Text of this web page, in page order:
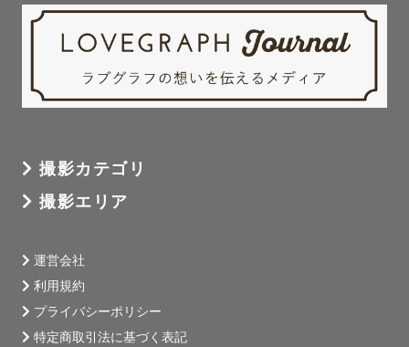
大切な“今”を未来に残すお手伝いができたら、これ以上に
嬉しいことはありません。
ご家族みんなで安心して楽しんでいただけたら嬉しいで
い。 撮影カテゴリ
撮影エリア
運営会社
利用規約
プライバシーポリシー
特定商取引法に基づく表記